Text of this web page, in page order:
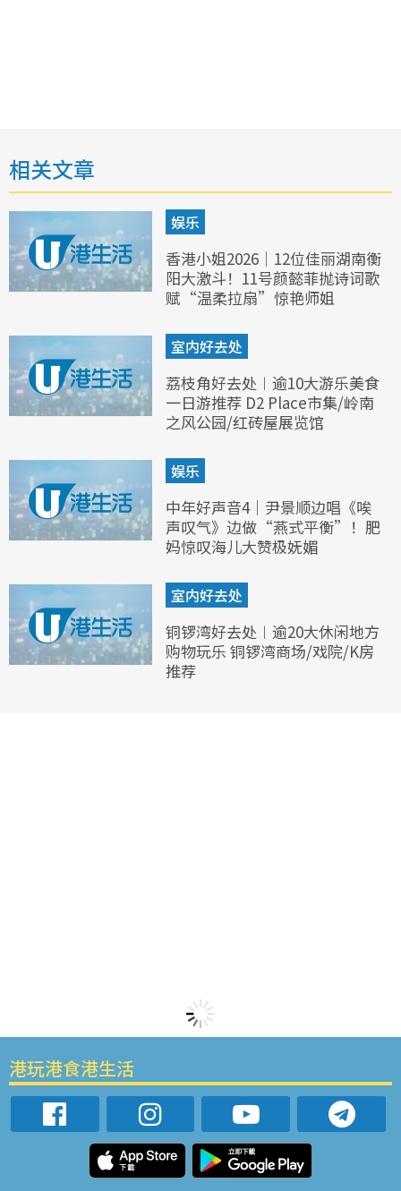
相关文章
娱乐
香港小姐2026｜12位佳丽湖南衡
阳大激斗！11号颜懿菲抛诗词歌
赋“温柔拉扇”惊艳师姐
室内好去处
荔枝角好去处︱逾10大游乐美食
一日游推荐 D2 Place市集/岭南
之风公园/红砖屋展览馆
娱乐
中年好声音4｜尹景顺边唱《唉
声叹气》边做“燕式平衡”！肥
妈惊叹海儿大赞极妩媚
室内好去处
铜锣湾好去处︱逾20大休闲地方
购物玩乐 铜锣湾商场/戏院/K房
推荐
港玩港食港生活